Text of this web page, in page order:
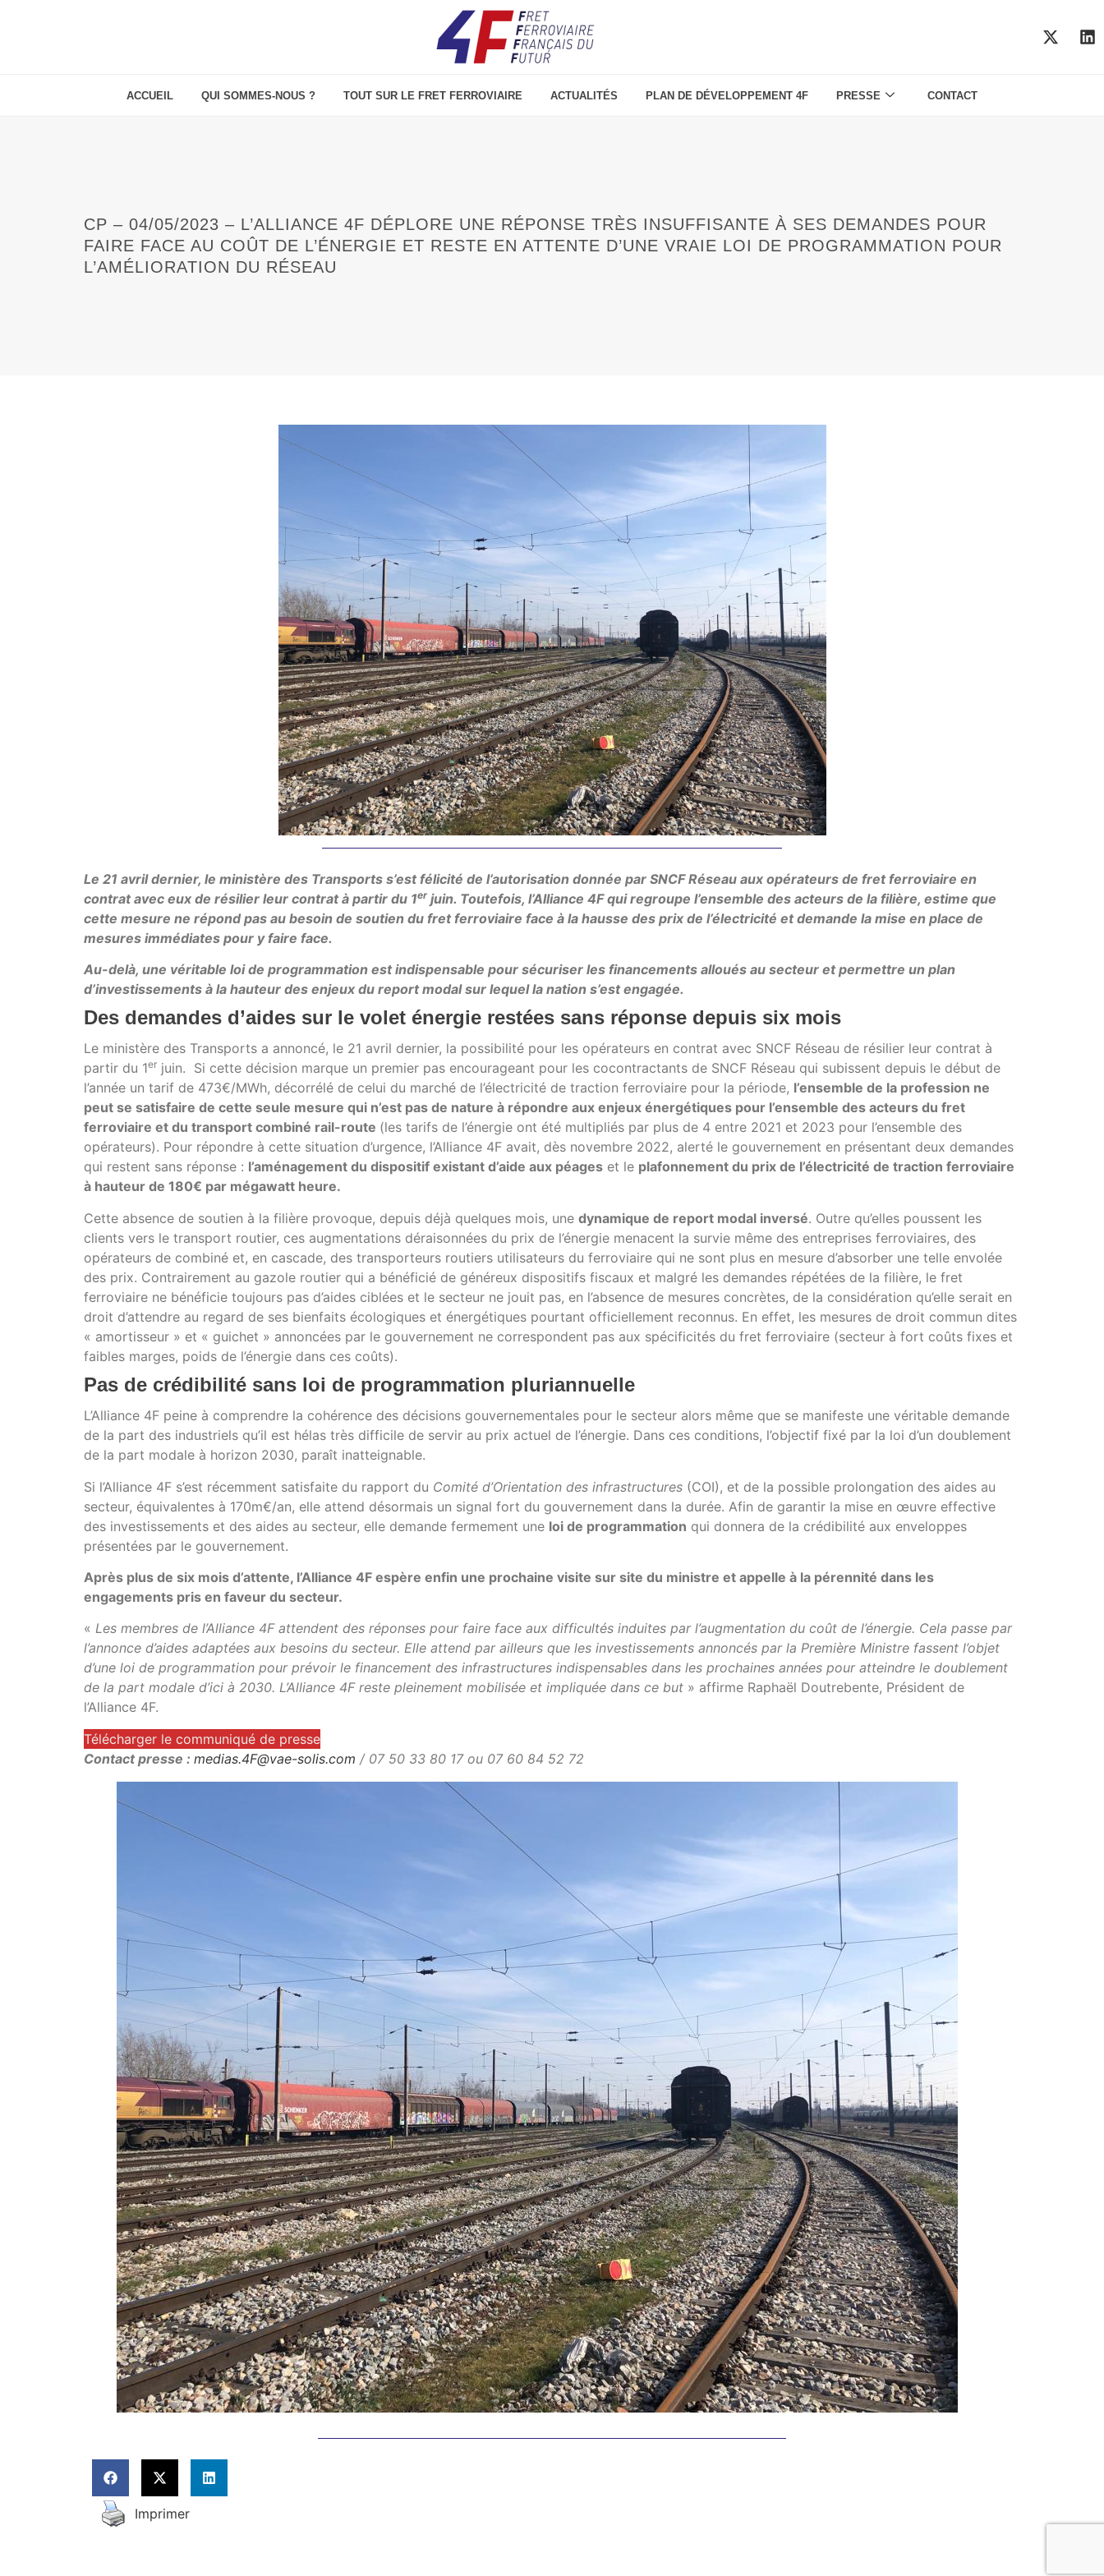
ACCUEIL QUI SOMMES-NOUS ? TOUT SUR LE FRET FERROVIAIRE ACTUALITÉS PLAN DE DÉVELOPPEMENT 4F PRESSE CONTACT
CP – 04/05/2023 – L’ALLIANCE 4F DÉPLORE UNE RÉPONSE TRÈS INSUFFISANTE À SES DEMANDES POUR
FAIRE FACE AU COÛT DE L’ÉNERGIE ET RESTE EN ATTENTE D’UNE VRAIE LOI DE PROGRAMMATION POUR
L’AMÉLIORATION DU RÉSEAU
Le 21 avril dernier, le ministère des Transports s’est félicité de l’autorisation donnée par SNCF Réseau aux opérateurs de fret ferroviaire en
contrat avec eux de résilier leur contrat à partir du 1er juin. Toutefois, l’Alliance 4F qui regroupe l’ensemble des acteurs de la filière, estime que
cette mesure ne répond pas au besoin de soutien du fret ferroviaire face à la hausse des prix de l’électricité et demande la mise en place de
mesures immédiates pour y faire face.
Au-delà, une véritable loi de programmation est indispensable pour sécuriser les financements alloués au secteur et permettre un plan
d’investissements à la hauteur des enjeux du report modal sur lequel la nation s’est engagée.
Des demandes d’aides sur le volet énergie restées sans réponse depuis six mois
Le ministère des Transports a annoncé, le 21 avril dernier, la possibilité pour les opérateurs en contrat avec SNCF Réseau de résilier leur contrat à
partir du 1er juin. Si cette décision marque un premier pas encourageant pour les cocontractants de SNCF Réseau qui subissent depuis le début de
l’année un tarif de 473€/MWh, décorrélé de celui du marché de l’électricité de traction ferroviaire pour la période, l’ensemble de la profession ne
peut se satisfaire de cette seule mesure qui n’est pas de nature à répondre aux enjeux énergétiques pour l’ensemble des acteurs du fret
ferroviaire et du transport combiné rail-route (les tarifs de l’énergie ont été multipliés par plus de 4 entre 2021 et 2023 pour l’ensemble des
opérateurs). Pour répondre à cette situation d’urgence, l’Alliance 4F avait, dès novembre 2022, alerté le gouvernement en présentant deux demandes
qui restent sans réponse : l’aménagement du dispositif existant d’aide aux péages et le plafonnement du prix de l’électricité de traction ferroviaire
à hauteur de 180€ par mégawatt heure.
Cette absence de soutien à la filière provoque, depuis déjà quelques mois, une dynamique de report modal inversé. Outre qu’elles poussent les
clients vers le transport routier, ces augmentations déraisonnées du prix de l’énergie menacent la survie même des entreprises ferroviaires, des
opérateurs de combiné et, en cascade, des transporteurs routiers utilisateurs du ferroviaire qui ne sont plus en mesure d’absorber une telle envolée
des prix. Contrairement au gazole routier qui a bénéficié de généreux dispositifs fiscaux et malgré les demandes répétées de la filière, le fret
ferroviaire ne bénéficie toujours pas d’aides ciblées et le secteur ne jouit pas, en l’absence de mesures concrètes, de la considération qu’elle serait en
droit d’attendre au regard de ses bienfaits écologiques et énergétiques pourtant officiellement reconnus. En effet, les mesures de droit commun dites
« amortisseur » et « guichet » annoncées par le gouvernement ne correspondent pas aux spécificités du fret ferroviaire (secteur à fort coûts fixes et
faibles marges, poids de l’énergie dans ces coûts).
Pas de crédibilité sans loi de programmation pluriannuelle
L’Alliance 4F peine à comprendre la cohérence des décisions gouvernementales pour le secteur alors même que se manifeste une véritable demande
de la part des industriels qu’il est hélas très difficile de servir au prix actuel de l’énergie. Dans ces conditions, l’objectif fixé par la loi d’un doublement
de la part modale à horizon 2030, paraît inatteignable.
Si l’Alliance 4F s’est récemment satisfaite du rapport du Comité d’Orientation des infrastructures (COI), et de la possible prolongation des aides au
secteur, équivalentes à 170m€/an, elle attend désormais un signal fort du gouvernement dans la durée. Afin de garantir la mise en œuvre effective
des investissements et des aides au secteur, elle demande fermement une loi de programmation qui donnera de la crédibilité aux enveloppes
présentées par le gouvernement.
Après plus de six mois d’attente, l’Alliance 4F espère enfin une prochaine visite sur site du ministre et appelle à la pérennité dans les
engagements pris en faveur du secteur.
« Les membres de l’Alliance 4F attendent des réponses pour faire face aux difficultés induites par l’augmentation du coût de l’énergie. Cela passe par
l’annonce d’aides adaptées aux besoins du secteur. Elle attend par ailleurs que les investissements annoncés par la Première Ministre fassent l’objet
d’une loi de programmation pour prévoir le financement des infrastructures indispensables dans les prochaines années pour atteindre le doublement
de la part modale d’ici à 2030. L’Alliance 4F reste pleinement mobilisée et impliquée dans ce but » affirme Raphaël Doutrebente, Président de
l’Alliance 4F.
Télécharger le communiqué de presse
Contact presse : medias.4F@vae-solis.com / 07 50 33 80 17 ou 07 60 84 52 72
Imprimer